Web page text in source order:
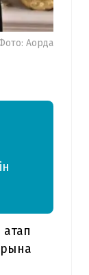
Ақорда